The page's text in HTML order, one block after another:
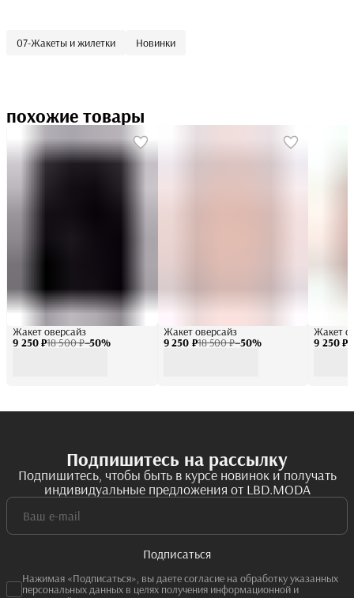
07-Жакеты и жилетки Новинки
похожие товары
9 250 ₽18 500 ₽−50%
Жакет оверсайз
9 250 ₽18 500 ₽−50%
Жакет оверсайз
9 250 ₽
Жакет
Подпишитесь на рассылку
Подпишитесь, чтобы быть в курсе новинок и получать
индивидуальные предложения от LBD.MODA
Подписаться
Нажимая «Подписаться», вы даете согласие на обработку указанных
персональных данных в целях получения информационной и